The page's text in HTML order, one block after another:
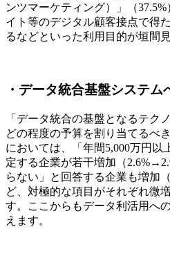
ンツマーケティング）」（
イト等のデジタル顧客接点で得
るなどといった利用目的が垣間
・データ統合基盤システム
「データ統合の基盤となるテク
どの程度の予算を割り当てるべ
においては、「年間5,000万円以
定する企業が若干増加（
らない」と回答する企業も増加
ど、対極的な項目がそれぞれ微
す。ここからもデータ利活用へ
えます。